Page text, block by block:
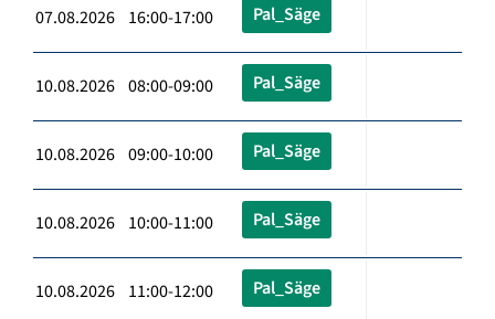
07.08.2026 16:00-17:00 Pal_Säge
10.08.2026 08:00-09:00 Pal_Säge
10.08.2026 09:00-10:00 Pal_Säge
10.08.2026 10:00-11:00 Pal_Säge
10.08.2026 11:00-12:00 Pal_Säge